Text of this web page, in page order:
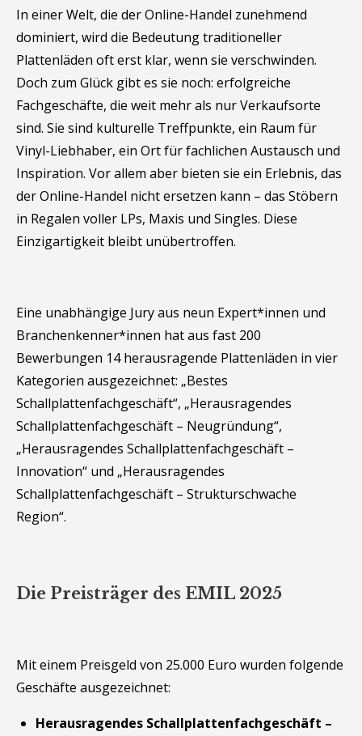
In einer Welt, die der Online-Handel zunehmend
dominiert, wird die Bedeutung traditioneller
Plattenläden oft erst klar, wenn sie verschwinden.
Doch zum Glück gibt es sie noch: erfolgreiche
Fachgeschäfte, die weit mehr als nur Verkaufsorte
sind. Sie sind kulturelle Treffpunkte, ein Raum für
Vinyl-Liebhaber, ein Ort für fachlichen Austausch und
Inspiration. Vor allem aber bieten sie ein Erlebnis, das
der Online-Handel nicht ersetzen kann – das Stöbern
in Regalen voller LPs, Maxis und Singles. Diese
Einzigartigkeit bleibt unübertroffen.
Eine unabhängige Jury aus neun Expert*innen und
Branchenkenner*innen hat aus fast 200
Bewerbungen 14 herausragende Plattenläden in vier
Kategorien ausgezeichnet: „Bestes
Schallplattenfachgeschäft“, „Herausragendes
Schallplattenfachgeschäft – Neugründung“,
„Herausragendes Schallplattenfachgeschäft –
Innovation“ und „Herausragendes
Schallplattenfachgeschäft – Strukturschwache
Region“.
Die Preisträger des EMIL 2025
Mit einem Preisgeld von 25.000 Euro wurden folgende
Geschäfte ausgezeichnet:
Herausragendes Schallplattenfachgeschäft –